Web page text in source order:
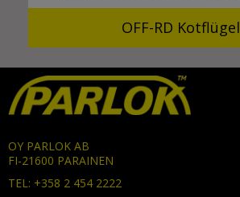
OFF-RD Kotflügel
OY PARLOK AB
FI-21600 PARAINEN
TEL: +358 2 454 2222